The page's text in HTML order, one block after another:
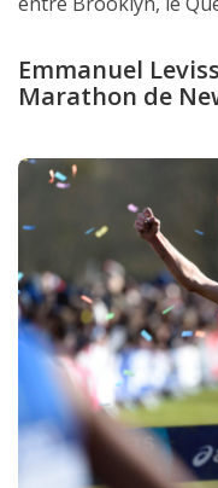
Emmanuel
Marathon de